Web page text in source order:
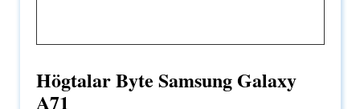
Högtalar Byte Samsung Galaxy
A71